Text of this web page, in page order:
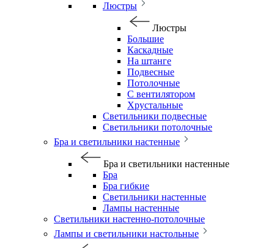
Люстры
Люстры
Большие
Каскадные
На штанге
Подвесные
Потолочные
С вентилятором
Хрустальные
Светильники подвесные
Светильники потолочные
Бра и светильники настенные
Бра и светильники настенные
Бра
Бра гибкие
Светильники настенные
Лампы настенные
Светильники настенно-потолочные
Лампы и светильники настольные